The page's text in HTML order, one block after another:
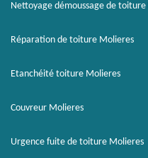
Nettoyage démoussage de
Réparation de toiture Molieres
Etanchéité toiture Molieres
Couvreur Molieres
Urgence fuite de toiture Molieres